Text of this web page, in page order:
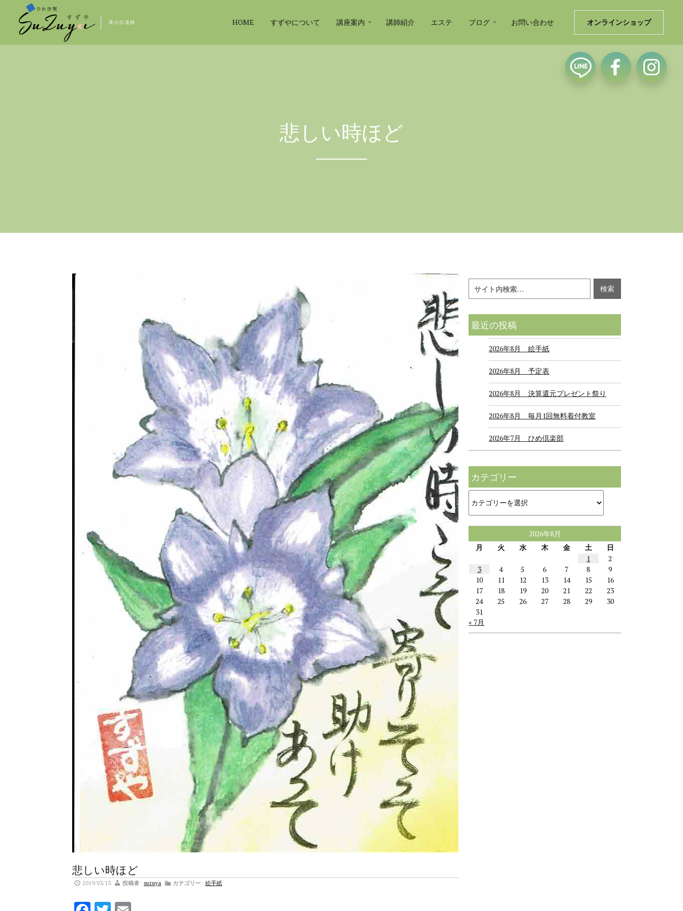
美の伝道師 HOME すずやについて 講座案内 講師紹介 エステ ブログ お問い合わせ オンラインショップ
悲しい時ほど
悲しい時ほど
2019/03/13 投稿者 : suzuya カテゴリー : 絵手紙
最近の投稿
2026年8月 絵手紙
2026年8月 予定表
2026年8月 決算還元プレゼント祭り
2026年8月 毎月1回無料着付教室
2026年7月 ひめ倶楽部
カテゴリー
テ
ゴ
リ
2026年8月
月
火 水 木 金 土
日
1
2
3
4 5 6 7 8
9
10
11 12 13 14 15
16
17
18 19 20 21 22
23
24
25 26 27 28 29
30
31
« 7月